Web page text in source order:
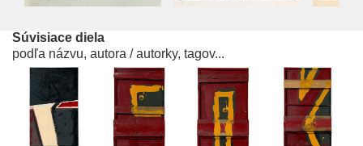
Súvisiace diela
podľa názvu, autora / autorky, tagov...